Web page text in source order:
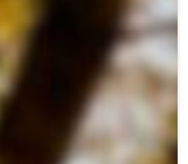
TERMENUL ZILEI